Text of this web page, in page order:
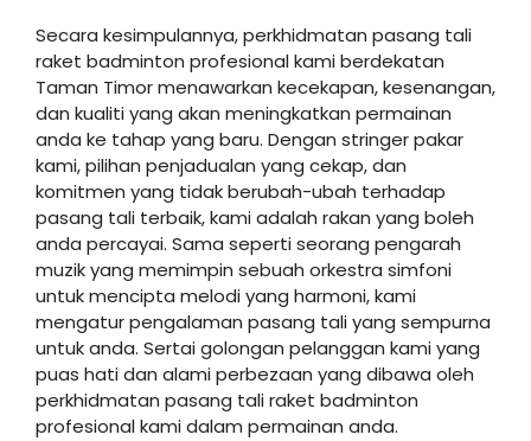
Secara kesimpulannya, perkhidmatan pasang tali
raket badminton profesional kami berdekatan
Taman Timor menawarkan kecekapan, kesenangan,
dan kualiti yang akan meningkatkan permainan
anda ke tahap yang baru. Dengan stringer pakar
kami, pilihan penjadualan yang cekap, dan
komitmen yang tidak berubah-ubah terhadap
pasang tali terbaik, kami adalah rakan yang boleh
anda percayai. Sama seperti seorang pengarah
muzik yang memimpin sebuah orkestra simfoni
untuk mencipta melodi yang harmoni, kami
mengatur pengalaman pasang tali yang sempurna
untuk anda. Sertai golongan pelanggan kami yang
puas hati dan alami perbezaan yang dibawa oleh
perkhidmatan pasang tali raket badminton
profesional kami dalam permainan anda.